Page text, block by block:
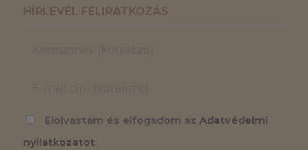
HÍRLEVÉL FELIRATKOZÁS
Elolvastam és elfogadom az Adatvédelmi
nyilatkozatot